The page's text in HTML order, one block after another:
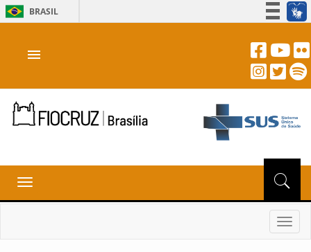
BRASIL
Acesso à informação
Canais
menu
Toggle
navigation